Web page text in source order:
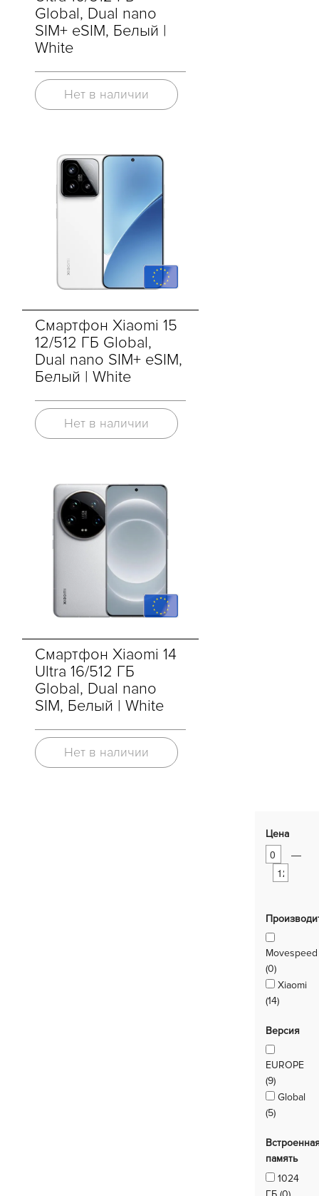
Global, Dual nano
SIM+ eSIM, Белый |
White
Нет в наличии
Смартфон Xiaomi 15
12/512 ГБ Global,
Dual nano SIM+ eSIM,
Белый | White
Нет в наличии
Смартфон Xiaomi 14
Ultra 16/512 ГБ
Global, Dual nano
SIM, Белый | White
Нет в наличии
Цена
—
Movespeed
(0)
Xiaomi
(14)
Версия
EUROPE
(9)
Global
(5)
память
1024